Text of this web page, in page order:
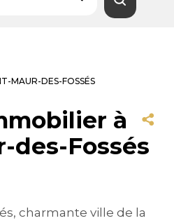
MAUR-DES-FOSSÉS
à
des-Fossés
charmante ville de la